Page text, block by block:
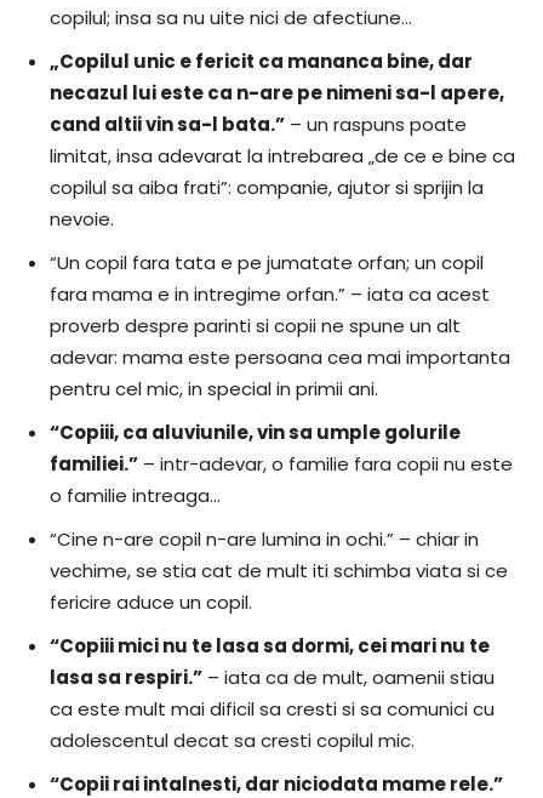
copilul; insa sa nu uite nici de afectiune…
„Copilul unic e fericit ca mananca bine, dar
necazul lui este ca n-are pe nimeni sa-l apere,
cand altii vin sa-l bata.” – un raspuns poate
limitat, insa adevarat la intrebarea „de ce e bine ca
copilul sa aiba frati”: companie, ajutor si sprijin la
nevoie.
“Un copil fara tata e pe jumatate orfan; un copil
fara mama e in intregime orfan.” – iata ca acest
proverb despre parinti si copii ne spune un alt
adevar: mama este persoana cea mai importanta
pentru cel mic, in special in primii ani.
“Copiii, ca aluviunile, vin sa umple golurile
familiei.” – intr-adevar, o familie fara copii nu este
o familie intreaga…
“Cine n-are copil n-are lumina in ochi.” – chiar in
vechime, se stia cat de mult iti schimba viata si ce
fericire aduce un copil.
“Copiii mici nu te lasa sa dormi, cei mari nu te
lasa sa respiri.” – iata ca de mult, oamenii stiau
ca este mult mai dificil sa cresti si sa comunici cu
adolescentul decat sa cresti copilul mic.
“Copii rai intalnesti, dar niciodata mame rele.”